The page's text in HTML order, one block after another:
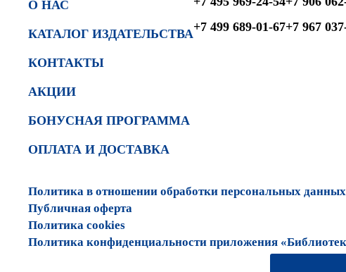
О НАС
КАТАЛОГ ИЗДАТЕЛЬСТВА
КОНТАКТЫ
АКЦИИ
БОНУСНАЯ ПРОГРАММА
ОПЛАТА И ДОСТАВКА
+7 499 689-01-67+7 967
Политика в отношении обработки персональных данных
Публичная оферта
Политика cookies
Политика конфиденциальности приложения